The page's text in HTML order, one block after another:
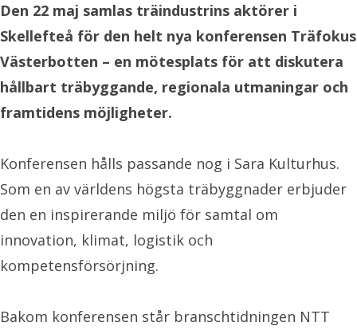
Den 22 maj samlas träindustrins aktörer i
Skellefteå för den helt nya konferensen Träfokus
Västerbotten – en mötesplats för att diskutera
hållbart träbyggande, regionala utmaningar och
framtidens möjligheter.
Konferensen hålls passande nog i Sara Kulturhus.
Som en av världens högsta träbyggnader erbjuder
den en inspirerande miljö för samtal om
innovation, klimat, logistik och
kompetensförsörjning.
Bakom konferensen står branschtidningen NTT